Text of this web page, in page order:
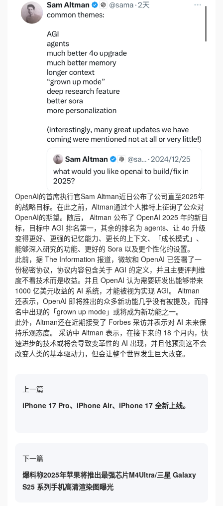
OpenAI的首席执行官Sam Altman近日公布了公司直至2025年
的战略目标。在此之前，Altman通过个人推特上征询了公众对
OpenAI的期望。随后， Altman 公布了 OpenAI 2025 年的新目
标，目标中 AGI 排名第一，其余的排名为 agents、让 4o 升级
变得更好、更强的记忆能力、更长的上下文、「成长模式」、
能够深入研究的功能、更好的 Sora 以及更个性化的设置。
此前，据 The Information 报道，微软和 OpenAI 已签署了一
份秘密协议，协议内容包含关于 AGI 的定义，并且主要评判维
度不看技术而是收益。并且 OpenAI 认为需要研发出能够带来
1000 亿美元收益的 AI 系统，才能被视为实现 AGI。 Altman
还表示，OpenAI 即将推出的众多新功能几乎没有被提及，而排
名中出现的「grown up mode」或将成为新功能之一。
此外，Altman还在近期接受了 Forbes 采访并表示对 AI 未来保
持乐观态度。 采访中 Altman 表示，在接下来的 18 个月内，快
速进步的技术或将会导致变革性的 AI 出现，并且他预测这不会
改变人类的基本驱动力，但会让整个世界发生巨大改变。
上一篇
iPhone 17 Pro、iPhone Air、iPhone 17 全新上线。
下一篇
爆料称2025年苹果将推出最强芯片M4Ultra/三星 Galaxy
S25 系列手机高清渲染图曝光